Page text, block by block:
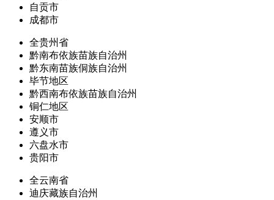
自贡市
成都市
全贵州省
黔南布依族苗族自治州
黔东南苗族侗族自治州
毕节地区
黔西南布依族苗族自治州
铜仁地区
安顺市
遵义市
六盘水市
贵阳市
全云南省
迪庆藏族自治州